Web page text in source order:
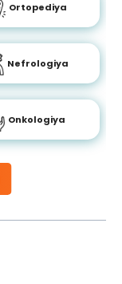
Ortopediya
Nefrologiya
Onkologiya